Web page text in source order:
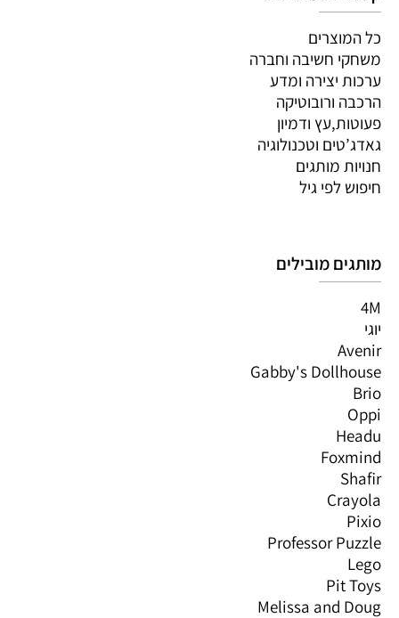
כל המוצרים
משחקי חשיבה וחברה
ערכות יצירה ומדע
הרכבה ורובוטיקה
פעוטות,עץ ודמיון
גאדג’טים וטכנולוגיה
חנויות מותגים
חיפוש לפי גיל
מותגים מובילים
4M
יוגי
Avenir
Gabby's Dollhouse
Brio
Oppi
Headu
Foxmind
Shafir
Crayola
Pixio
Professor Puzzle
Lego
Pit Toys
Melissa and Doug